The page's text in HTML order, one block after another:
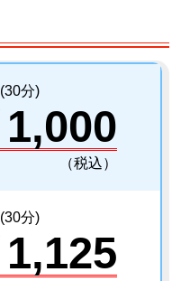
分)
1,000
（税込）
分)
1,125